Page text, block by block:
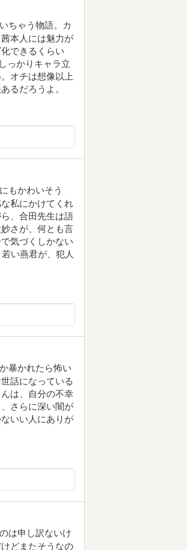
ちゃう物語。カ
本人には魅力が
できるくらい
っかりキャラ立
オチは想像以上
るだろうよ。
もかわいそう
私にかけてくれ
、合田先生は語
さが、何とも言
気づくしかない
い燕君が、犯人
かれたら怖い
話になっている
は、自分の不幸
さらに深い闇が
いい人にありが
は申し訳ないけ
どまたそうなの